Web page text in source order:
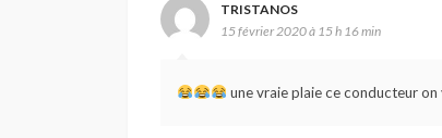
TRISTANOS
15 février 2020 à 15 h 16 min
une vraie plaie ce conducteur